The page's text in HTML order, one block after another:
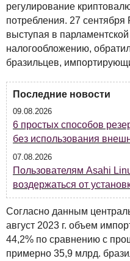
регулирование
потребления. 27
выступая в
налогообложению,
бразильцев,
Последние новости
09.08.2026
6 простых способов
без использования
07.08.2026
Пользователям Asahi
воздержаться от
Согласно данным
август 2023 г. объем
44,2% по сравнению с
примерно 35,9 млрд.